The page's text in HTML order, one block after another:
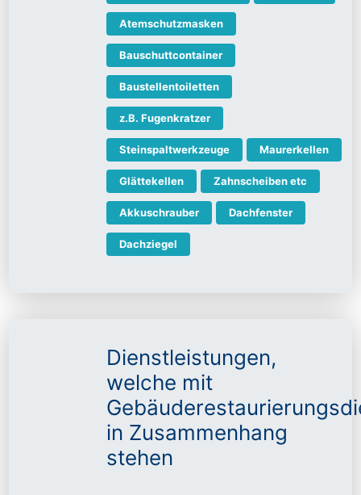
Atemschutzmasken
Bauschuttcontainer
Baustellentoiletten
z.B. Fugenkratzer
Steinspaltwerkzeuge Maurerkellen
Glättekellen Zahnscheiben etc
Akkuschrauber Dachfenster
Dachziegel
Dienstleistungen,
welche mit
in Zusammenhang
stehen